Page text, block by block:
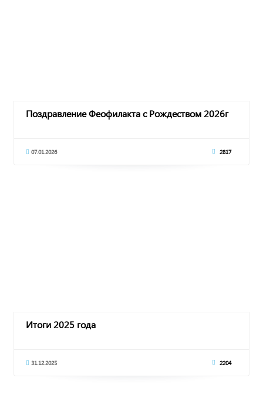
Поздравление Феофилакта с Рождеством 2026г
07.01.2026 2817
Итоги 2025 года
31.12.2025 2204